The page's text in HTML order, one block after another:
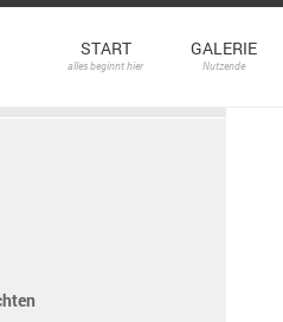
START
alles beginnt hier
GALERIE
Nutzende